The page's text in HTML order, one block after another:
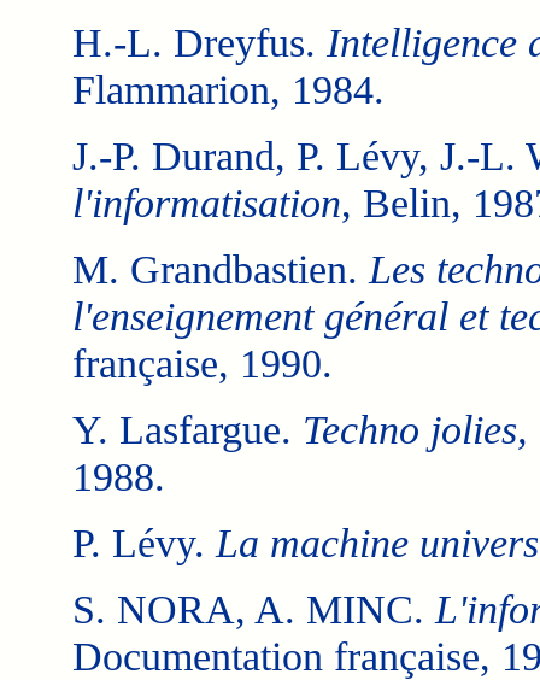
H.-L. Dreyfus. Intelligence
Flammarion, 1984.
J.-P. Durand, P. Lévy, J.-L.
l'informatisation, Belin,
M. Grandbastien. Les
l'enseignement général et
française, 1990.
Y. Lasfargue. Techno
1988.
P. Lévy. La machine univers
S. NORA, A. MINC.
Documentation française,